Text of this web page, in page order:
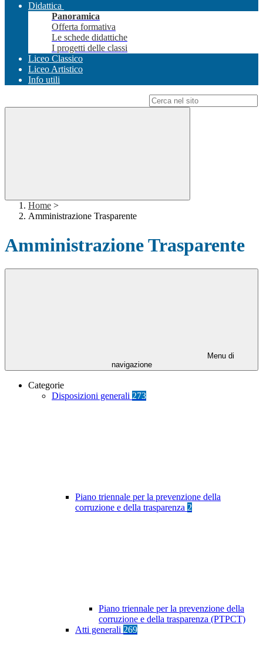
Didattica
Panoramica
Offerta formativa
Le schede didattiche
I progetti delle classi
Liceo Classico
Liceo Artistico
Info utili
Home >
Amministrazione Trasparente
Amministrazione Trasparente
Menu di
navigazione
Categorie
Disposizioni generali 273
Piano triennale per la prevenzione della
corruzione e della trasparenza 2
Piano triennale per la prevenzione della
corruzione e della trasparenza (PTPCT)
Atti generali 269